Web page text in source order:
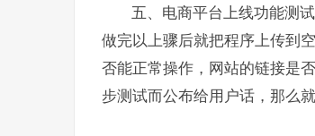
五、电商平台上线功能测试
做完以上骤后就把程序上传到
否能正常操作，网站的链接是
步测试而公布给用户话，那么